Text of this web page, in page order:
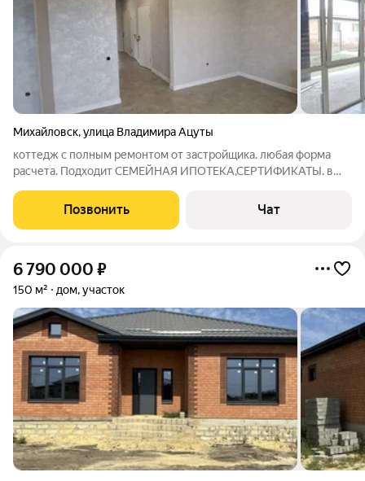
Михайловск,улица Владимира Ацуты
коттедж с полным ремонтом от застройщика. любая форма
расчета. Подходит СЕМЕЙНАЯ ИПОТЕКА,СЕРТИФИКАТЫ. в
столовая с выходом на крытую террассу. установлена
встроенная кухня без бытовой техники. Участок
Позвонить Чат
6 790 000 ₽
150 м² дом, участок